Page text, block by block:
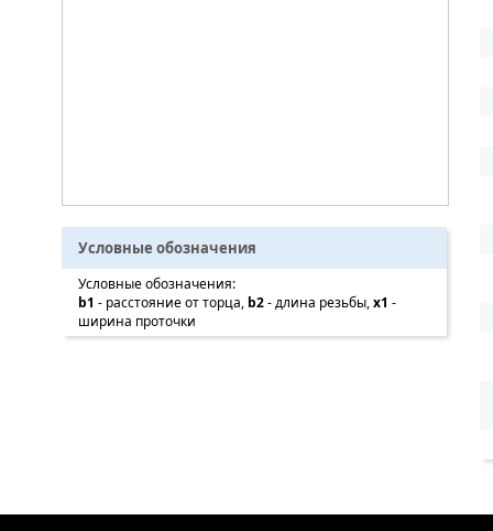
Условные обозначения
Условные обозначения:
b1 - расстояние от торца, b2- длина резьбы,x1 -
ширина проточки